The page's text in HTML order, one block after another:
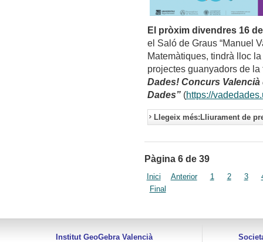
El pròxim divendres 16
el Saló de Graus “Manuel
Matemàtiques, tindrà lloc
projectes guanyadors de la
Dades! Concurs
Dades”(https://
Llegeix més:Lliurament de
Pàgina 6 de 39
Inici Anterior 1 2 3
Final
Institut GeoGebra Valencià